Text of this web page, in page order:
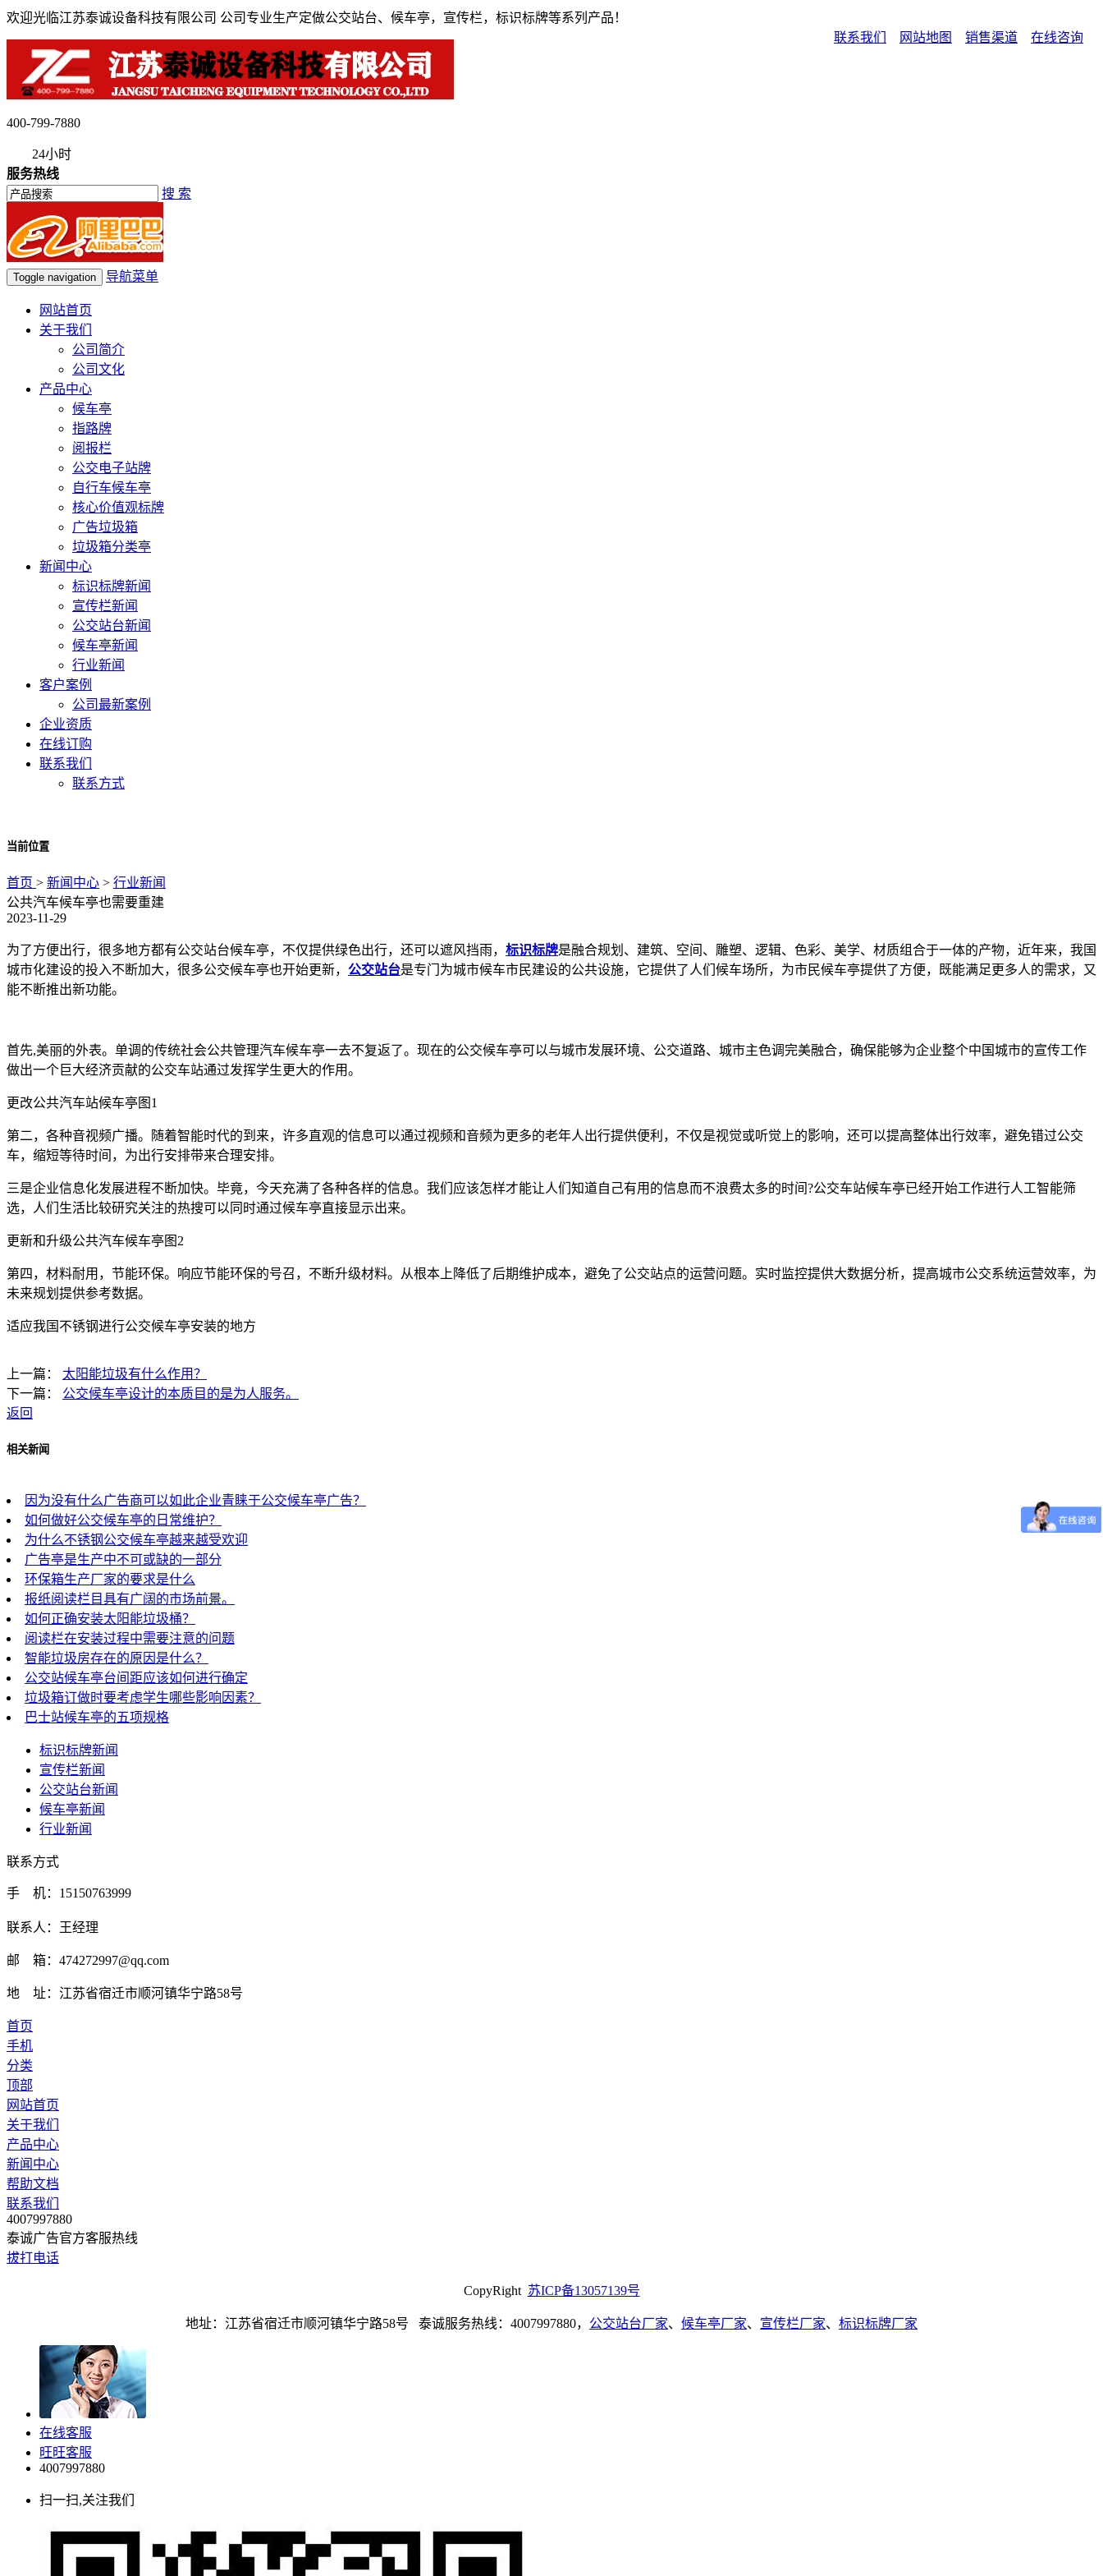
欢迎光临江苏泰诚设备科技有限公司 公司专业生产定做公交站台、候车亭，宣传栏，标识标牌等系列产品！
联系我们
网站地图 销售渠道 在线咨询
400-799-7880
24小时
服务热线
搜 索
Toggle navigation 导航菜单
网站首页
关于我们
公司简介
公司文化
产品中心
候车亭
指路牌
阅报栏
公交电子站牌
自行车候车亭
核心价值观标牌
广告垃圾箱
垃圾箱分类亭
新闻中心
标识标牌新闻
宣传栏新闻
公交站台新闻
候车亭新闻
行业新闻
客户案例
公司最新案例
企业资质
在线订购
联系我们
联系方式
当前位置
首页 > 新闻中心 > 行业新闻
公共汽车候车亭也需要重建
2023-11-29
为了方便出行，很多地方都有公交站台候车亭，不仅提供绿色出行，还可以遮风挡雨， 标识标牌是融合规划、建筑、空间、雕塑、逻辑、色彩、美学、材质组合于一体的产物，近年来，我国
城市化建设的投入不断加大，很多公交候车亭也开始更新， 公交站台是专门为城市候车市民建设的公共设施，它提供了人们候车场所，为市民候车亭提供了方便，既能满足更多人的需求，又
能不断推出新功能。
首先,美丽的外表。单调的传统社会公共管理汽车候车亭一去不复返了。现在的公交候车亭可以与城市发展环境、公交道路、城市主色调完美融合，确保能够为企业整个中国城市的宣传工作
做出一个巨大经济贡献的公交车站通过发挥学生更大的作用。
更改公共汽车站候车亭图1
第二，各种音视频广播。随着智能时代的到来，许多直观的信息可以通过视频和音频为更多的老年人出行提供便利，不仅是视觉或听觉上的影响，还可以提高整体出行效率，避免错过公交
车，缩短等待时间，为出行安排带来合理安排。
三是企业信息化发展进程不断加快。毕竟，今天充满了各种各样的信息。我们应该怎样才能让人们知道自己有用的信息而不浪费太多的时间?公交车站候车亭已经开始工作进行人工智能筛
选，人们生活比较研究关注的热搜可以同时通过候车亭直接显示出来。
更新和升级公共汽车候车亭图2
第四，材料耐用，节能环保。响应节能环保的号召，不断升级材料。从根本上降低了后期维护成本，避免了公交站点的运营问题。实时监控提供大数据分析，提高城市公交系统运营效率，为
未来规划提供参考数据。
适应我国不锈钢进行公交候车亭安装的地方
上一篇： 太阳能垃圾有什么作用？
下一篇： 公交候车亭设计的本质目的是为人服务。
返回
相关新闻
因为没有什么广告商可以如此企业青睐于公交候车亭广告？
如何做好公交候车亭的日常维护？
为什么不锈钢公交候车亭越来越受欢迎
广告亭是生产中不可或缺的一部分
环保箱生产厂家的要求是什么
报纸阅读栏目具有广阔的市场前景。
如何正确安装太阳能垃圾桶？
阅读栏在安装过程中需要注意的问题
智能垃圾房存在的原因是什么？
公交站候车亭台间距应该如何进行确定
垃圾箱订做时要考虑学生哪些影响因素？
巴士站候车亭的五项规格
标识标牌新闻
宣传栏新闻
公交站台新闻
候车亭新闻
行业新闻
联系方式
手 机：15150763999
联系人：王经理
邮 箱：474272997@qq.com
地 址：江苏省宿迁市顺河镇华宁路58号
首页
手机
分类
顶部
网站首页
关于我们
产品中心
新闻中心
帮助文档
联系我们
4007997880
泰诚广告官方客服热线
拔打电话
CopyRight 苏ICP备13057139号
地址：江苏省宿迁市顺河镇华宁路58号 泰诚服务热线：4007997880， 公交站台厂家、 候车亭厂家、 宣传栏厂家、 标识标牌厂家
在线客服
旺旺客服
4007997880
扫一扫,关注我们